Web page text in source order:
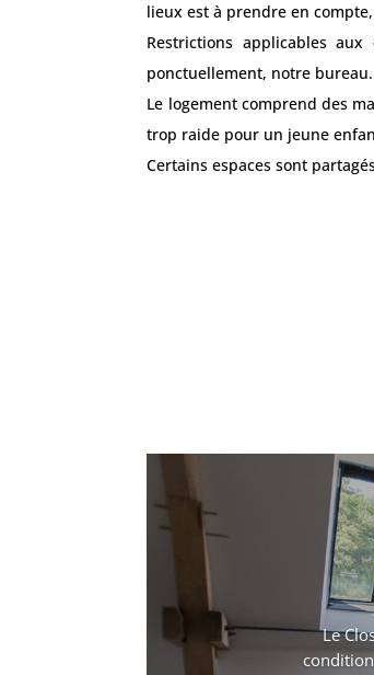
lieux est à prendre en
Restrictions applicables
ponctuellement, notre bureau.
Le logement comprend des
trop raide pour un jeune
Certains espaces sont
Le